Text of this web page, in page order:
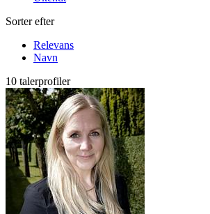
Sorter efter
Relevans
Navn
10 talerprofiler